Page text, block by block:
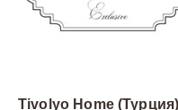
Tivolyo Home (Турция)